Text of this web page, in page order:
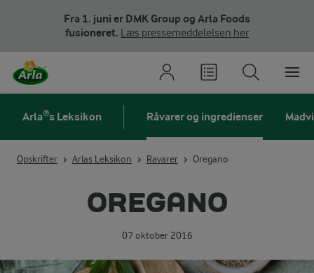
Fra 1. juni er DMK Group og Arla Foods
fusioneret. Læs pressemeddelelsen her
Arla®s Leksikon Råvarer og ingredienser
Opskrifter Arlas Leksikon Ravarer Oregano
OREGANO
07 oktober 2016